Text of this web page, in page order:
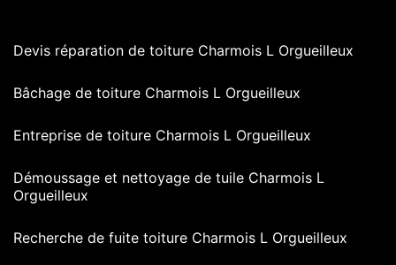
Devis réparation de toiture Charmois L Orgueilleux
Bâchage de toiture Charmois L Orgueilleux
Entreprise de toiture Charmois L Orgueilleux
Démoussage et nettoyage de tuile Charmois L
Orgueilleux
Recherche de fuite toiture Charmois L Orgueilleux